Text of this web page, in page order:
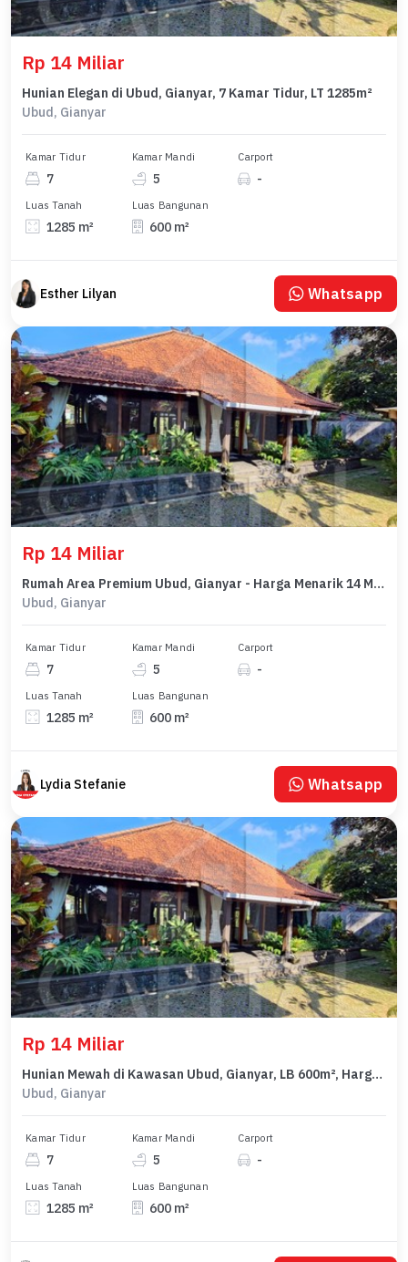
Rp 14 Miliar
Hunian Elegan di Ubud, Gianyar, 7 Kamar Tidur, LT 1285m²
Ubud, Gianyar
Kamar Tidur
7
Kamar Mandi
5
Carport
-
Luas Tanah
1285 m²
Luas Bangunan
600 m²
Esther Lilyan Whatsapp
Rp 14 Miliar
Rumah Area Premium Ubud, Gianyar - Harga Menarik 14 Miliar
Ubud, Gianyar
Kamar Tidur
7
Kamar Mandi
5
Carport
-
Luas Tanah
1285 m²
Luas Bangunan
600 m²
Lydia Stefanie Whatsapp
Rp 14 Miliar
Hunian Mewah di Kawasan Ubud, Gianyar, LB 600m², Harga 14 Miliar
Ubud, Gianyar
Kamar Tidur
7
Kamar Mandi
5
Carport
-
Luas Tanah
1285 m²
Luas Bangunan
600 m²